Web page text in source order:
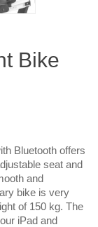
Bike
Bluetooth offers
seat and
and
bike is very
of 150 kg. The
iPad and